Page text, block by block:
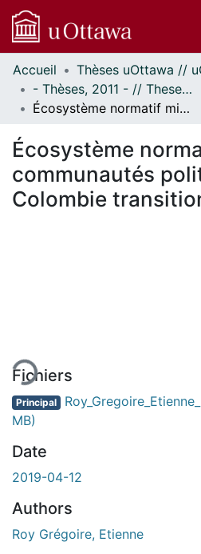
Communautés
et collections
Parcourir
Statistiques
À propos
Accueil
- Thèses, 2011 - // Theses, 2011 -
Écosystème normatif minier et communautés politiques en Colombie transitionnelle
Écosystème
communautés
Colombie
Fichiers
Principal
MB)
Date
2019-04-12
Authors
Roy Grégoire, Etienne